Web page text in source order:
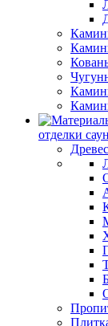
отделки